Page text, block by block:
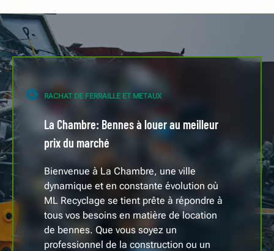
RACHAT DE FERRAILLE ET METAUX
La Chambre: Bennes à louer au meilleur
prix du marché
Bienvenue à La Chambre, une ville
dynamique et en constante évolution où
ML Recyclage se tient prête à répondre à
tous vos besoins en matière de location
de bennes. Que vous soyez un
professionnel de la construction ou un